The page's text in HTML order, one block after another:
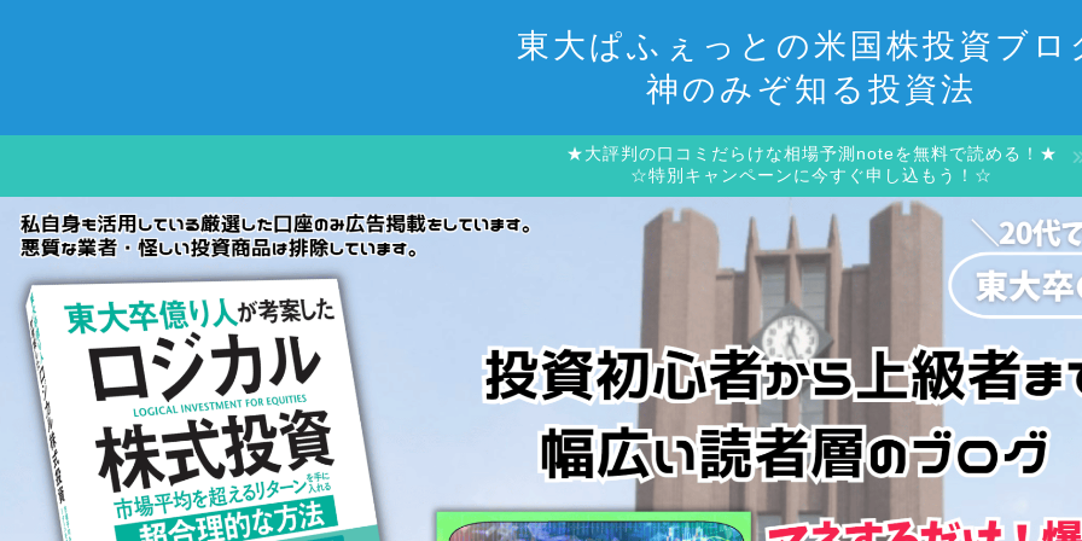
東大ぱふぇっとの米国株投資ブロ
神のみぞ知る投資法
★大評判の口コミだらけな相場予測noteを無料で読める！★
☆特別キャンペーンに今すぐ申し込もう！☆